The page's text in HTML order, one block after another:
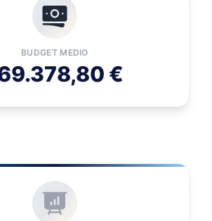
BUDGET MEDIO
€